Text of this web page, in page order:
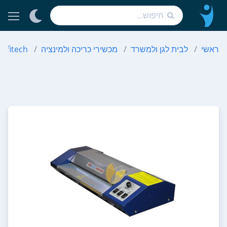
ראשי לבית לגן ולמשרד מכשירי כריכה ולמינציה Ofitech